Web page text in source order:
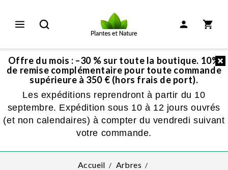
Offre du mois : –30 % sur toute la boutique. 10%
de remise complémentaire pour toute commande
supérieure à 350 € (hors frais de port).
Les expéditions reprendront à partir du 10
septembre. Expédition sous 10 à 12 jours ouvrés
(et non calendaires) à compter du vendredi suivant
votre commande.
Accueil
Arbres